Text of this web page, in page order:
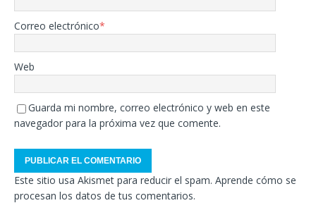
Correo electrónico*
Web
Guarda mi nombre, correo electrónico y web en este
navegador para la próxima vez que comente.
Este sitio usa Akismet para reducir el spam. Aprende cómo se
procesan los datos de tus comentarios.